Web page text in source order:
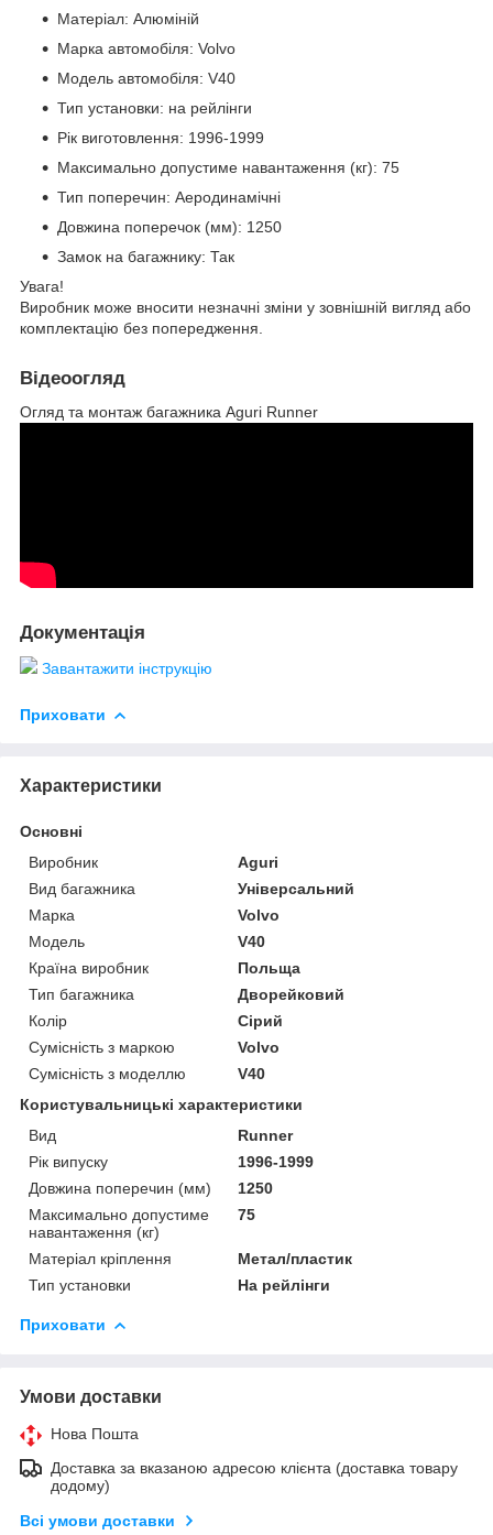
Матеріал: Алюміній
Марка автомобіля: Volvo
Модель автомобіля: V40
Тип установки: на рейлінги
Рік виготовлення: 1996-1999
Максимально допустиме навантаження (кг): 75
Тип поперечин: Аеродинамічні
Довжина поперечок (мм): 1250
Замок на багажнику: Так
Увага!
Виробник може вносити незначні зміни у зовнішній вигляд або
комплектацію без попередження.
Відеоогляд
Огляд та монтаж багажника Aguri Runner
Документація
Завантажити інструкцію
Приховати
Характеристики
Основні
Виробник
Aguri
Вид багажника
Універсальний
Марка
Volvo
Модель
V40
Країна виробник
Польща
Тип багажника
Дворейковий
Колір
Сірий
Сумісність з маркою
Volvo
Сумісність з моделлю
V40
Користувальницькі характеристики
Вид
Runner
Рік випуску
1996-1999
Довжина поперечин (мм)
1250
Максимально допустиме
навантаження (кг)
75
Матеріал кріплення
Метал/пластик
Тип установки
На рейлінги
Приховати
Умови доставки
Нова Пошта
Доставка за вказаною адресою клієнта (доставка товару
додому)
Всі умови доставки